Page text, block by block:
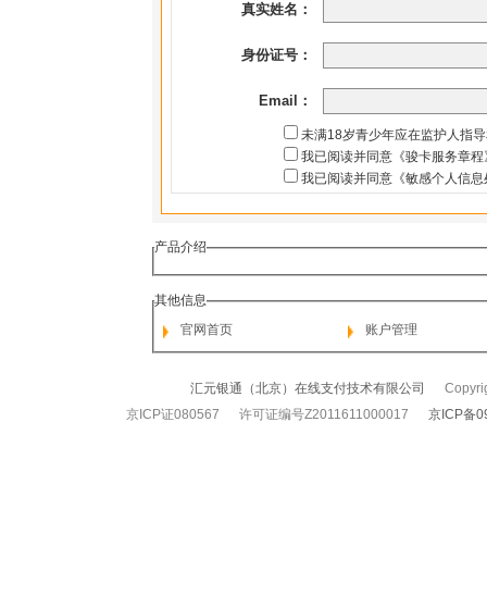
真实姓名：
身份证号：
Email：
未满18岁青少年应在监护人指
我已阅读并同意《骏卡服务章程
我已阅读并同意《敏感个人信
产品介绍
其他信息
官网首页
账户管理
汇元银通（北京）在线支付技术有限公司
京ICP证080567 许可证编号Z2011611000017 京ICP备